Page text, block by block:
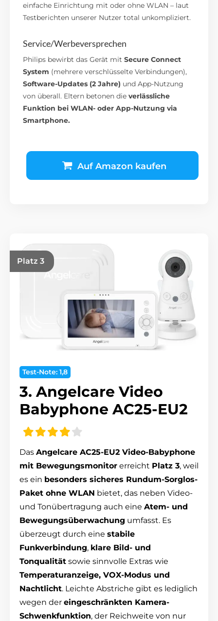
einfache Einrichtung mit oder ohne WLAN – laut
Testberichten unserer Nutzer total unkompliziert.
Service/Werbeversprechen
Philips bewirbt das Gerät mitSecure Connect
System (mehrere verschlüsselte Verbindungen),
Software-Updates (2 Jahre) und App-Nutzung
von überall. Eltern betonen dieverlässliche
Funktion bei WLAN- oder App-Nutzung via
Smartphone.
Auf Amazon kaufen
Platz 3
Test-Note: 1,8
3. Angelcare Video
Babyphone AC25-EU2
Das Angelcare AC25-EU2 Video-Babyphone
mit Bewegungsmonitor erreicht Platz 3, weil
es ein besonders sicheres Rundum-Sorglos-
Paket ohne WLAN bietet, das neben Video-
und Tonübertragung auch eine Atem- und
Bewegungsüberwachung umfasst. Es
überzeugt durch eine stabile
Funkverbindung, klare Bild- und
Tonqualität sowie sinnvolle Extras wie
Temperaturanzeige, VOX-Modus und
Nachtlicht. Leichte Abstriche gibt es lediglich
wegen der eingeschränkten Kamera-
Schwenkfunktion, der Reichweite von nur